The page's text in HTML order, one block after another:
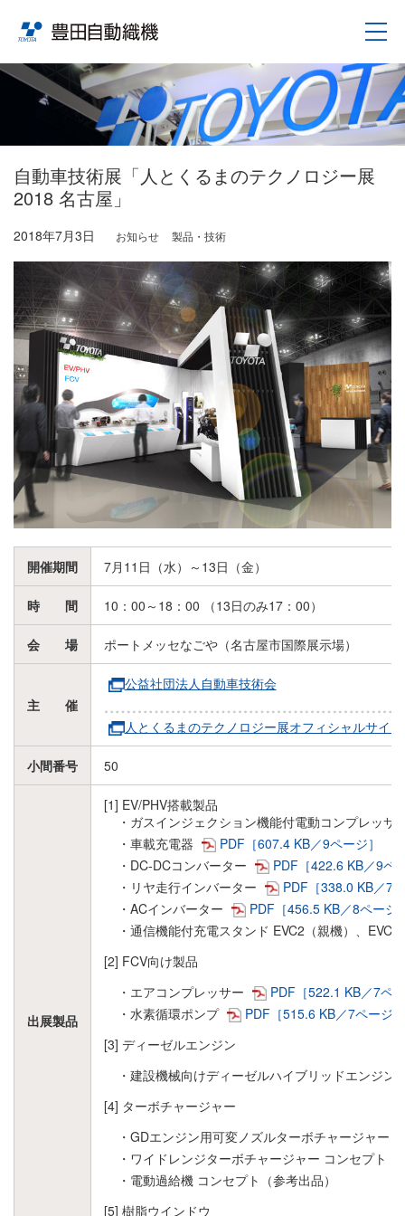
自動車技術展「人とくるまのテクノロジー展
2018 名古屋」
2018年7月3日 お知らせ 製品・技術
開催期間 7月11日（水）～13日（金）
時 間 10：00～18：00 （13日のみ17：00）
会 場 ポートメッセなごや（名古屋市国際展示場）
主 催
公益社団法人自動車技術会
人とくるまのテクノロジー展オフィシャルサイト
小間番号 50
出展製品
[1] EV/PHV搭載製品
・ガスインジェクション機能付電動コンプレッサ
・車載充電器
PDF［607.4 KB／9ページ］
・DC-DCコンバーター
PDF［422.6 KB／9ペ
・リヤ走行インバーター
PDF［338.0 KB／7
・ACインバーター
PDF［456.5 KB／8ページ
・通信機能付充電スタンド EVC2（親機）、
[2] FCV向け製品
・エアコンプレッサー
PDF［522.1 KB／7ペ
・水素循環ポンプ
PDF［515.6 KB／7ページ］
[3] ディーゼルエンジン
・建設機械向けディーゼルハイブリッドエンジ
[4] ターボチャージャー
・GDエンジン用可変ノズルターボチャージャー
・ワイドレンジターボチャージャー コンセプト（
・電動過給機 コンセプト（参考出品）
[5] 樹脂ウインドウ